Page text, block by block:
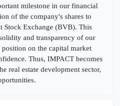
milestone in our financial
of the company's shares to
Stock Exchange (BVB). This
and transparency of our
on the capital market
Thus, IMPACT becomes
real estate development sector,